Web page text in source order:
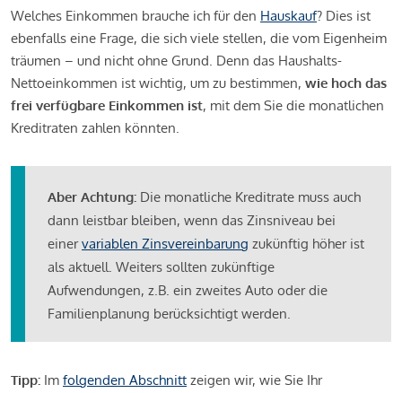
Welches Einkommen brauche ich für den Hauskauf? Dies ist
ebenfalls eine Frage, die sich viele stellen, die vom Eigenheim
träumen – und nicht ohne Grund. Denn das Haushalts-
Nettoeinkommen ist wichtig, um zu bestimmen, wie hoch das
frei verfügbare Einkommen ist, mit dem Sie die monatlichen
Kreditraten zahlen könnten.
Aber Achtung: Die monatliche Kreditrate muss auch
dann leistbar bleiben, wenn das Zinsniveau bei
einervariablen Zinsvereinbarung zukünftig höher ist
als aktuell. Weiters sollten zukünftige
Aufwendungen, z.B. ein zweites Auto oder die
Familienplanung berücksichtigt werden.
Tipp: Im folgenden Abschnitt zeigen wir, wie Sie Ihr